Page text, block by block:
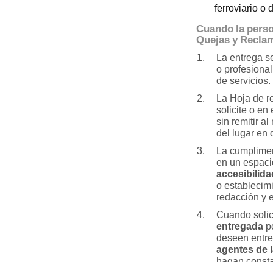
ferroviario o
Cuando la
Quejas y
La entrega
o
de servicios.
La Hoja de
solicite o en
sin remitir al
del lugar en
La
en un
o
redacción y
Cuando
entregada
deseen
agentes de